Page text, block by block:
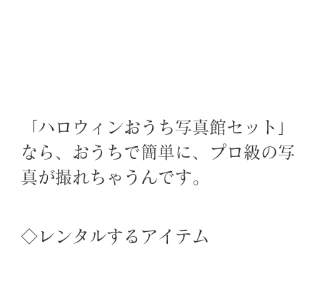
「ハロウィンおうち写真館セット」
なら、おうちで簡単に、プロ級の写
真が撮れちゃうんです。
◇レンタルするアイテム